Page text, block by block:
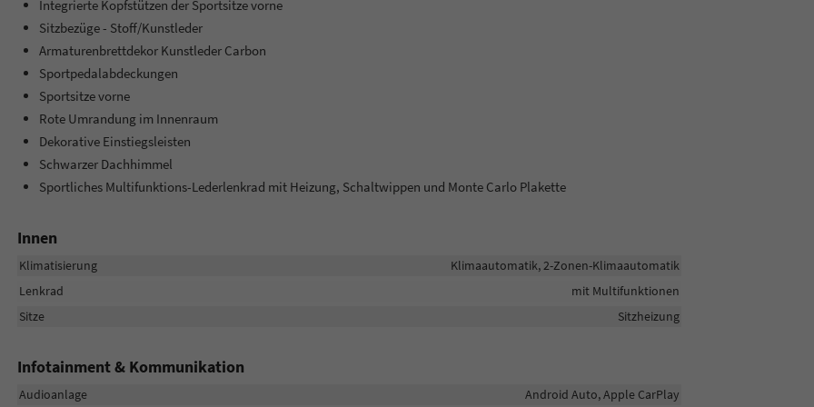
Integrierte Kopfstützen der Sportsitze vorne
Sitzbezüge - Stoff/Kunstleder
Armaturenbrettdekor Kunstleder Carbon
Sportpedalabdeckungen
Sportsitze vorne
Rote Umrandung im Innenraum
Dekorative Einstiegsleisten
Schwarzer Dachhimmel
Sportliches Multifunktions-Lederlenkrad mit Heizung, Schaltwippen und Monte Carlo Plakette
Innen
Klimatisierung
Klimaautomatik, 2-Zonen-Klimaautomatik
Lenkrad
mit Multifunktionen
Sitze
Sitzheizung
Infotainment & Kommunikation
Audioanlage Android Auto, Apple CarPlay